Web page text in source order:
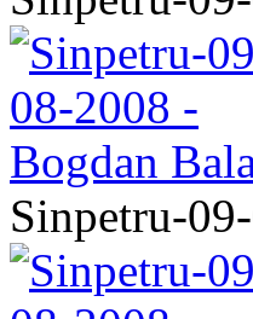
Sinpetru-